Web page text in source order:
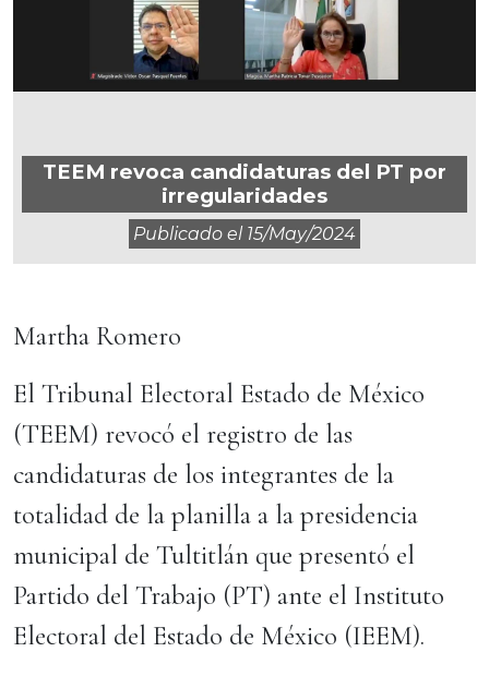
TEEM revoca candidaturas del PT por
irregularidades
Publicado el 15/may/2024
Martha Romero
El Tribunal Electoral Estado de México
(TEEM) revocó el registro de las
candidaturas de los integrantes de la
totalidad de la planilla a la presidencia
municipal de Tultitlán que presentó el
Partido del Trabajo (PT) ante el Instituto
Electoral del Estado de México (IEEM).